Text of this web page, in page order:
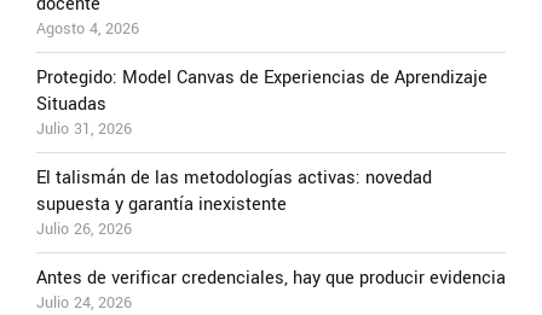
Agosto 4, 2026
Protegido: Model Canvas de Experiencias de Aprendizaje
Situadas
Julio 31, 2026
El talismán de las metodologías activas: novedad
supuesta y garantía inexistente
Julio 26, 2026
Antes de verificar credenciales, hay que producir evidencia
Julio 24, 2026